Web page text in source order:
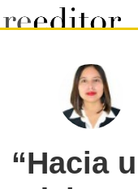
“Hacia